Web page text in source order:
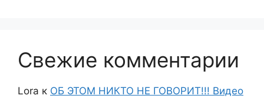
Свежие комментарии
Lora к ОБ ЭТОМ НИКТО НЕ ГОВОРИТ!!! Видео